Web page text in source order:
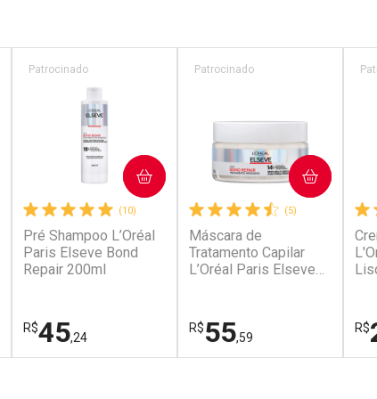
(10)
Pré Shampoo L’Oréal
Paris Elseve Bond
Repair 200ml
Patrocinado
R$45,24
COMPRAR
(5)
Máscara de
Tratamento Capilar
L’Oréal Paris Elseve
Patrocinado
R$55,59
COMPRAR
R$